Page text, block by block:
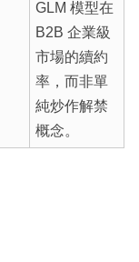
GLM 模型在
B2B 企業級
市場的續約
率，而非單
純炒作解禁
概念。